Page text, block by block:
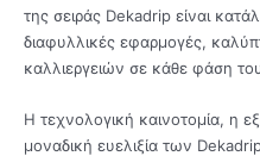
της σειράς Dekadrip είναι
διαφυλλικές εφαρμογές,
καλλιεργειών σε κάθε φάση
Η τεχνολογική καινοτομία, η
μοναδική ευελιξία των